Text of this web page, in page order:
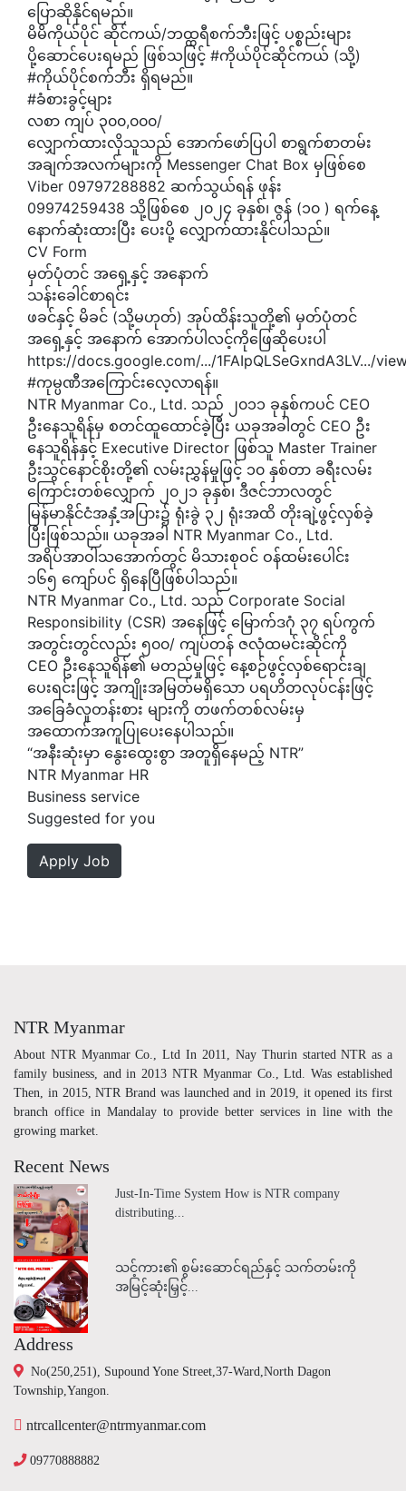
ပြောဆိုနိုင်ရမည်။
မိမိကိုယ်ပိုင် ဆိုင်ကယ်/ဘထ္ထရီစက်ဘီးဖြင့် ပစ္စည်းများ
ပို့ဆောင်ပေးရမည် ဖြစ်သဖြင့် #ကိုယ်ပိုင်ဆိုင်ကယ် (သို့)
#ကိုယ်ပိုင်စက်ဘီး ရှိရမည်။
#ခံစားခွင့်များ
လစာ ကျပ် ၃၀၀,၀၀၀/
လျှောက်ထားလိုသူသည် အောက်ဖော်ပြပါ စာရွက်စာတမ်း
အချက်အလက်များကို Messenger Chat Box မှဖြစ်စေ
Viber 09797288882 ဆက်သွယ်ရန် ဖုန်း
09974259438 သို့ဖြစ်စေ ၂၀၂၄ ခုနှစ်၊ ဇွန် (၁၀ ) ရက်နေ့
နောက်ဆုံးထားပြီး ပေးပို့ လျှောက်ထားနိုင်ပါသည်။
CV Form
မှတ်ပုံတင် အရှေ့နှင့် အနောက်
သန်းခေါင်စာရင်း
ဖခင်နှင့် မိခင် (သို့မဟုတ်) အုပ်ထိန်းသူတို့၏ မှတ်ပုံတင်
အရှေ့နှင့် အနောက် အောက်ပါလင့်ကိုဖြေဆိုပေးပါ
https://docs.google.com/.../1FAIpQLSeGxndA3LV.../
#ကုမ္ပဏီအကြောင်းလေ့လာရန်။
NTR Myanmar Co., Ltd. သည် ၂၀၁၁ ခုနှစ်ကပင် CEO
ဦးနေသူရိန်မှ စတင်ထူထောင်ခဲ့ပြီး ယခုအခါတွင် CEO ဦး
နေသူရိန်နှင့် Executive Director ဖြစ်သူ Master Trainer
ဦးသွင်နောင်စိုးတို့၏ လမ်းညွှန်မှုဖြင့် ၁၀ နှစ်တာ ခရီးလမ်း
ကြောင်းတစ်လျှောက် ၂၀၂၁ ခုနှစ်၊ ဒီဇင်ဘာလတွင်
မြန်မာနိုင်ငံအနှံ့အပြား၌ ရုံးခွဲ ၃၂ ရုံးအထိ တိုးချဲ့ဖွင့်လှစ်ခဲ့
ပြီးဖြစ်သည်။ ယခုအခါ NTR Myanmar Co., Ltd.
အရိပ်အာဝါသအောက်တွင် မိသားစုဝင် ဝန်ထမ်းပေါင်း
၁၆၅ ကျော်ပင် ရှိနေပြီဖြစ်ပါသည်။
NTR Myanmar Co., Ltd. သည် Corporate Social
Responsibility (CSR) အနေဖြင့် မြောက်ဒဂုံ ၃၇ ရပ်ကွက်
အတွင်းတွင်လည်း ၅၀၀/ ကျပ်တန် ဇလုံထမင်းဆိုင်ကို
CEO ဦးနေသူရိန်၏ မတည်မှုဖြင့် နေ့စဉ်ဖွင့်လှစ်ရောင်းချ
ပေးရင်းဖြင့် အကျိုးအမြတ်မရှိသော ပရဟိတလုပ်ငန်းဖြင့်
အခြေခံလူတန်းစား များကို တဖက်တစ်လမ်းမှ
အထောက်အကူပြုပေးနေပါသည်။
“အနီးဆုံးမှာ နွေးထွေးစွာ အတူရှိနေမည့် NTR”
NTR Myanmar HR
Business service
Suggested for you
Apply Job
NTR Myanmar
About NTR Myanmar Co., Ltd In 2011, Nay Thurin started NTR as a
family business, and in 2013 NTR Myanmar Co., Ltd. Was established
Then, in 2015, NTR Brand was launched and in 2019, it opened its first
branch office in Mandalay to provide better services in line with the
growing market.
Recent News
Just-In-Time System How is NTR company
distributing...
သင့်ကား၏ စွမ်းဆောင်ရည်နှင့် သက်တမ်းကို
အမြင့်ဆုံးမြှင့်...
Address
No(250,251), Supound Yone Street,37-Ward,North Dagon
Township,Yangon.
ntrcallcenter@ntrmyanmar.com
09770888882